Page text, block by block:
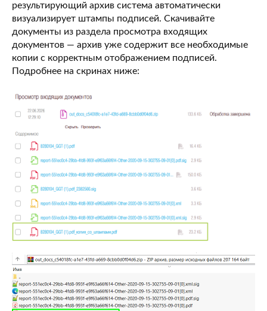
результирующий архив система автоматически
визуализирует штампы подписей. Скачивайте
документы из раздела просмотра входящих
документов — архив уже содержит все необходимые
копии с корректным отображением подписей.
Подробнее на скринах ниже: